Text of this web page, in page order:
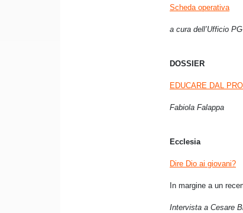
Scheda operativa
a cura dell’Ufficio
DOSSIER
EDUCARE DAL
Fabiola Falappa
Ecclesia
Dire Dio ai giovani?
In margine a un
Intervista a Cesare